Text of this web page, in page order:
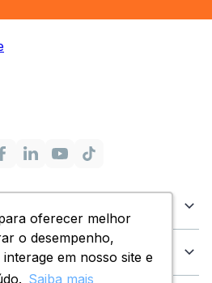
oferecer melhor
o desempenho,
em nosso site e
Saiba mais
oferecer melhor
o desempenho,
em nosso site e
Saiba mais